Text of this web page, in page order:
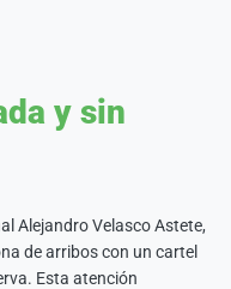
y sin
Alejandro Velasco Astete,
de arribos con un cartel
Esta atención